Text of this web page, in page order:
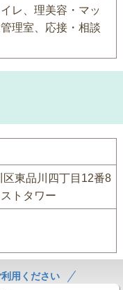
レ、理美容・マッ
理室、応接・相談
東品川四丁目12番8
トタワー
用ください